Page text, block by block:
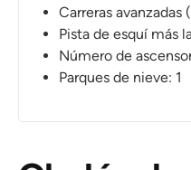
Carreras avanzadas (
Pista de esquí más
Número de
Parques de nieve: 1